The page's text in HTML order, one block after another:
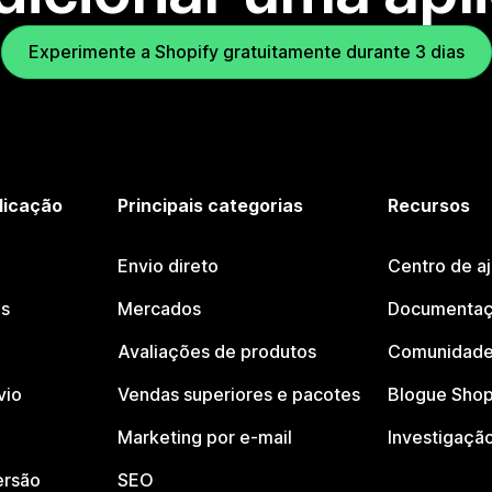
Experimente a Shopify gratuitamente durante 3 dias
Principais categorias
Envio direto
Mercados
Avaliações de produtos
Vendas superiores e pacotes
Marketing por e-mail
SEO
Recursos
Centro de
Blogue